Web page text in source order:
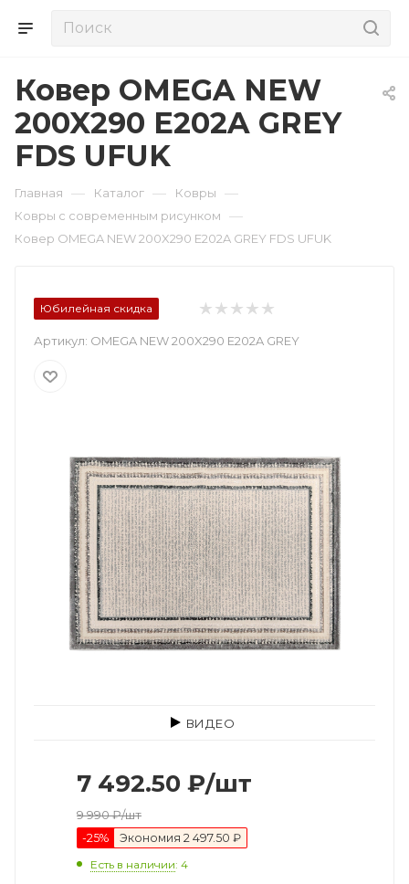
Ковер OMEGA NEW
200X290 E202A GREY
FDS UFUK
Главная — Каталог — Ковры —
Ковры с современным рисунком —
Ковер OMEGA NEW 200X290 E202A GREY FDS UFUK
Юбилейная скидка
Артикул: OMEGA NEW 200X290 E202A GREY
ВИДЕО
7 492.50 ₽/шт
9 990₽/шт
-25% Экономия 2 497.50 ₽
Есть в наличии: 4